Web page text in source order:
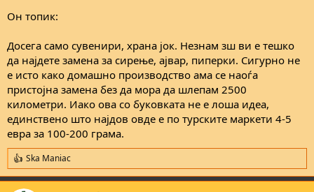
Он топик:
Досега само сувенири, храна јок. Незнам зш ви е тешко
да најдете замена за сирење, ајвар, пиперки. Сигурно не
е исто како домашно производство ама се наоѓа
пристојна замена без да мора да шлепам 2500
километри. Иако ова со буковката не е лоша идеа,
единствено што најдов овде е по турските маркети 4-5
евра за 100-200 грама.
R
e
a
Ska Maniac